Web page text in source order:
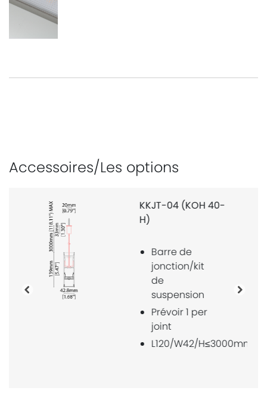
Accessoires/Les options
KKSW-09 (KOH
40-H)
Kit de
montage de
suspension
Prévoir 2 par
mètre
Finition
aluminium
Précédente